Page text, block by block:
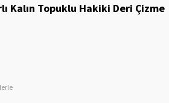
Kalın Topuklu Hakiki Deri Çizme